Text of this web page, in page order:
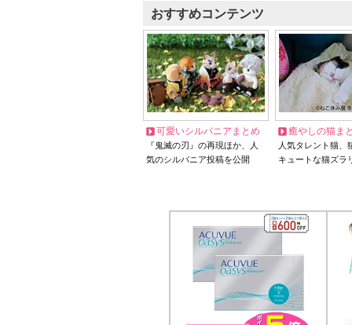
おすすめコンテンツ
可愛いシルバニアまとめ
『鬼滅の刃』の再現ほか、人
気のシルバニア投稿を公開
癒やしの猫ま
人気タレント猫
キュートな猫ズラ